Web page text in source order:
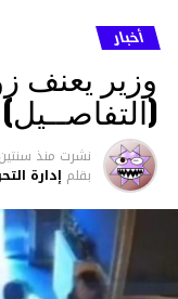
أخبار
وزير يعنف
(التفاصــيل)
نشرت منذ سنتين
بقلم إدارة